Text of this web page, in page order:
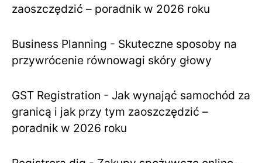
zaoszczędzić – poradnik w 2026 roku
Business Planning - Skuteczne sposoby na
przywrócenie równowagi skóry głowy
GST Registration - Jak wynająć samochód za
granicą i jak przy tym zaoszczędzić –
poradnik w 2026 roku